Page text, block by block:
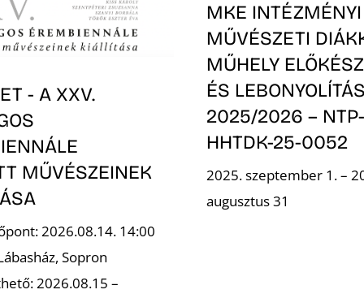
- A XXV.
MŰVÉSZEINEK
2026.08.14. 14:00
Sopron
2026.08.15 –
MKE INTÉZMÉNYI
MŰVÉSZETI
MŰHELY
ÉS
2025/2026 – NTP-
HHTDK-25-0052
2025. szeptember 1. –
augusztus 31